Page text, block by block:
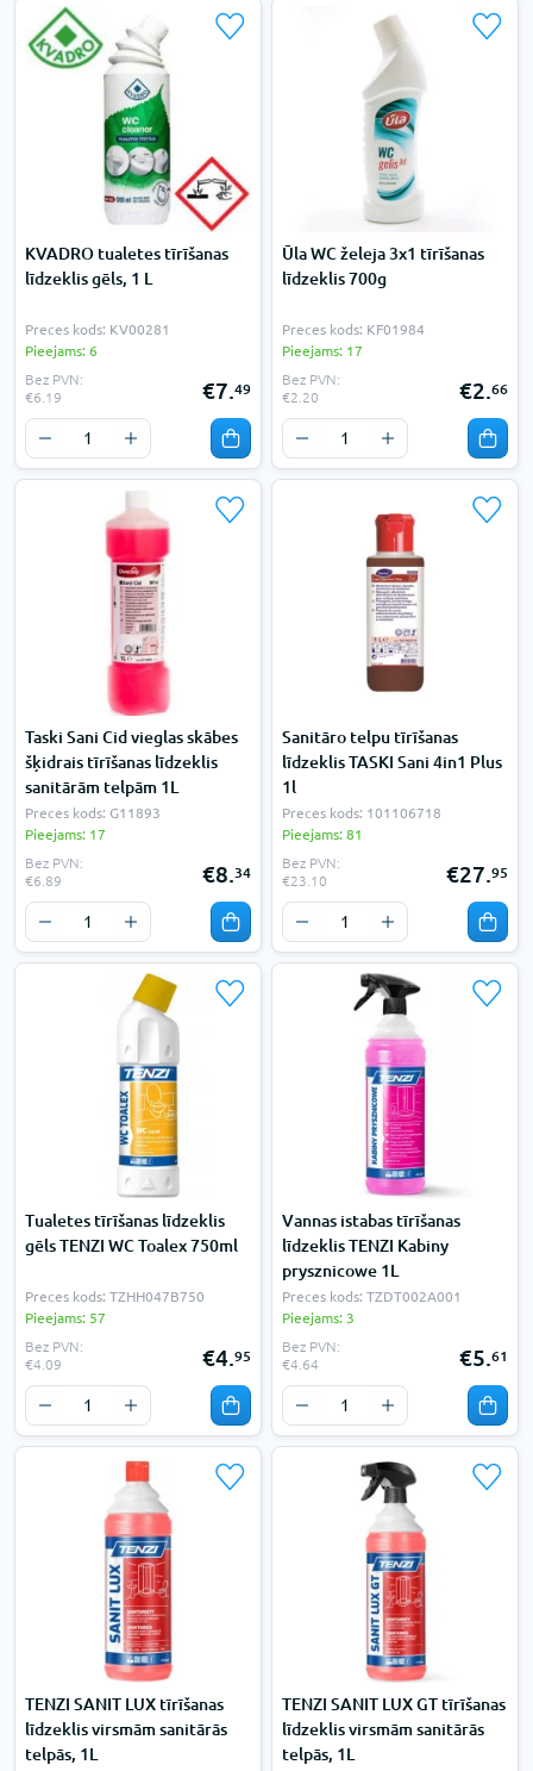
KVADRO tualetes tīrīšanas
līdzeklis gēls, 1 L
Preces kods: KV00281
Pieejams: 6
Bez PVN:
€6.19
€7.49
Ūla WC želeja 3x1 tīrīšanas
līdzeklis 700g
Preces kods: KF01984
Pieejams: 17
Bez PVN:
€2.20
€2.66
Taski Sani Cid vieglas skābes
šķidrais tīrīšanas līdzeklis
sanitārām telpām 1L
Preces kods: G11893
Pieejams: 17
Bez PVN:
€6.89
€8.34
Sanitāro telpu tīrīšanas
līdzeklis TASKI Sani 4in1 Plus
1l
Preces kods: 101106718
Pieejams: 81
Bez PVN:
€23.10
€27.95
Tualetes tīrīšanas līdzeklis
gēls TENZI WC Toalex 750ml
Preces kods: TZHH047B750
Pieejams: 57
Bez PVN:
€4.09
€4.95
Vannas istabas tīrīšanas
līdzeklis TENZI Kabiny
prysznicowe 1L
Preces kods: TZDT002A001
Pieejams: 3
Bez PVN:
€4.64
€5.61
TENZI SANIT LUX tīrīšanas
līdzeklis virsmām sanitārās
telpās, 1L
TENZI SANIT LUX GT tīrīšanas
līdzeklis virsmām sanitārās
telpās, 1L